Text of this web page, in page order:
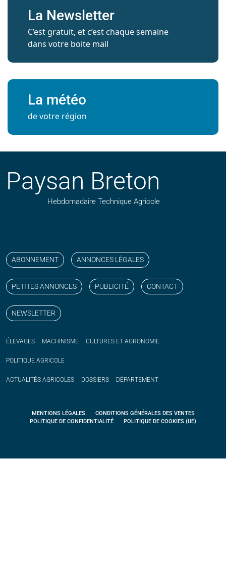
La Newsletter
C’est gratuit, et c’est chaque semaine
dans votre boite mail
La météo
de votre région
Paysan Breton
Hebdomadaire Technique Agricole
ABONNEMENT ANNONCES LÉGALES
PETITES ANNONCES PUBLICITÉ CONTACT
NEWSLETTER
ÉLEVAGES MACHINISME CULTURES ET AGRONOMIE
POLITIQUE AGRICOLE
ACTUALITÉS AGRICOLES DOSSIERS DÉPARTEMENT
MENTIONS LÉGALES
CONDITIONS GÉNÉRALES DES VENTES
POLITIQUE DE CONFIDENTIALITÉ
POLITIQUE DE COOKIES (UE)